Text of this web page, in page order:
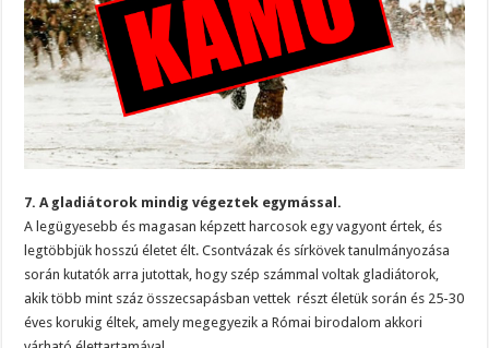
7. A gladiátorok mindig végeztek egymással.
A legügyesebb és magasan képzett harcosok egy vagyont értek, és
legtöbbjük hosszú életet élt. Csontvázak és sírkövek tanulmányozása
során kutatók arra jutottak, hogy szép számmal voltak gladiátorok,
akik több mint száz összecsapásban vettek részt életük során és 25-30
éves korukig éltek, amely megegyezik a Római birodalom akkori